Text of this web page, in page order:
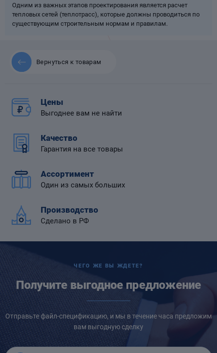
Одним из важных этапов проектирования является расчет
тепловых сетей (теплотрасс), которые должны проводиться по
существующим строительным нормам и правилам.
Вернуться к товарам
Цены
Выгоднее вам не найти
Качество
Гарантия на все товары
Ассортимент
Один из самых больших
Производство
Сделано в РФ
ЧЕГО ЖЕ ВЫ ЖДЕТЕ?
Получите выгодное предложение
Отправьте файл-спецификацию, и мы в течение часа предложим
вам выгодную сделку